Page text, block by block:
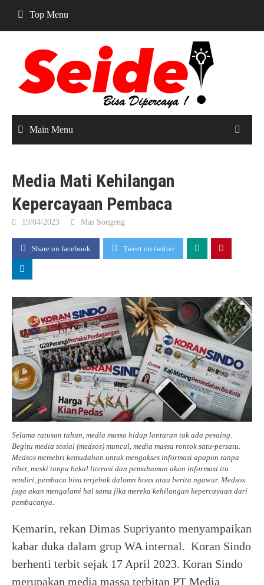
content
Top Menu
Main Menu
Media Mati Kehilangan
Kepercayaan Pembaca
19/04/2023 Mas Soegeng
Share on facebook Tweet on twitter
Selama ratusan tahun, media massa hidup lantaran tak ada pesaing.
Begitu media sosial (medsos) muncul, media massa rontok satu-persatu.
Medsos memebri kemudahan untuk mengakses informasi apapun tanpa
ribet, meski tanpa bekal literasi dan pemahaman akan informasi itu
sendiri, pembaca bisa terjebak dalamn hoax atau berita ngawur. Medsos
juga akan mengalami hal sama jika mereka kehilangan kepercayaan dari
pembacanya.
Kemarin, rekan Dimas Supriyanto menyampaikan
kabar duka dalam grup WA internal. Koran Sindo
berhenti terbit sejak 17 April 2023. Koran Sindo
merupakan media massa terbitan PT Media